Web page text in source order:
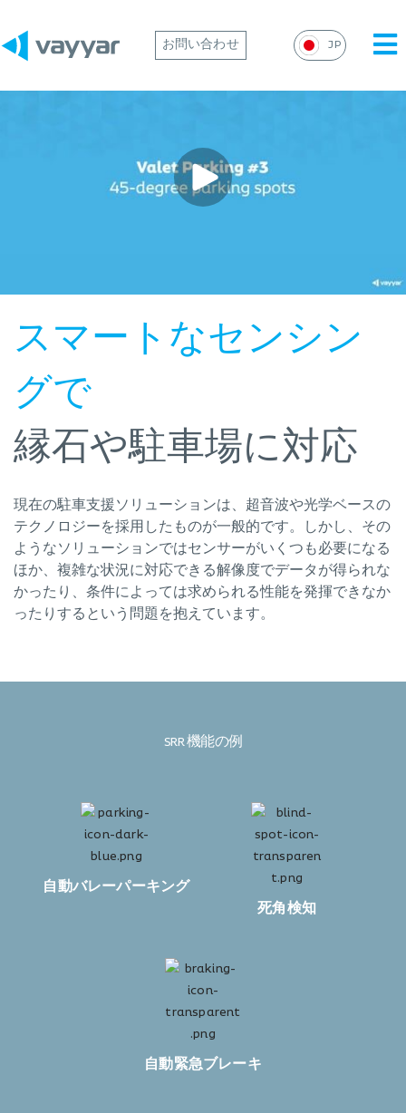
お問い合わせ JP
スマートなセンシン
グで
縁石や駐車場に対応
現在の駐車支援ソリューションは、超音波や光学ベースの
テクノロジーを採用したものが一般的です。しかし、その
ようなソリューションではセンサーがいくつも必要になる
ほか、複雑な状況に対応できる解像度でデータが得られな
かったり、条件によっては求められる性能を発揮できなか
ったりするという問題を抱えています。
SRR 機能の例
自動バレーパーキング
死角検知
自動緊急ブレーキ